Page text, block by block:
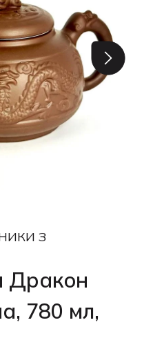
З
Дракон
780 мл,